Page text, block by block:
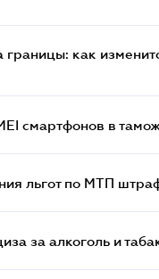
как
смартфонов в
льгот по МТП
за алкоголь и